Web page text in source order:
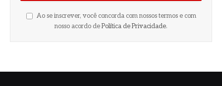
Ao se inscrever, você concorda com nossos termos e com
nosso acordo de Política de Privacidade.